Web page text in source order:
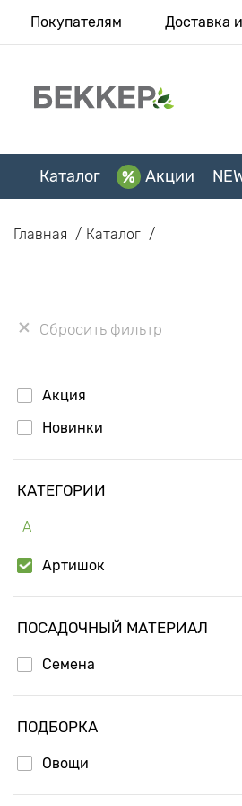
Покупателям Доставка
Каталог Акции
Главная Каталог
Сбросить фильтр
Акция
Новинки
КАТЕГОРИИ
А
Артишок
ПОСАДОЧНЫЙ МАТЕРИАЛ
Семена
ПОДБОРКА
Овощи